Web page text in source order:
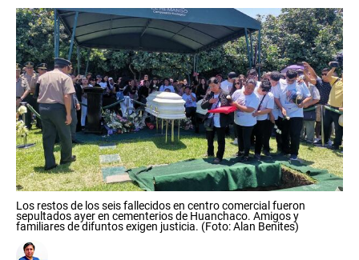
Los restos de los seis fallecidos en centro comercial fueron
sepultados ayer en cementerios de Huanchaco. Amigos y
familiares de difuntos exigen justicia. (Foto: Alan Benites)